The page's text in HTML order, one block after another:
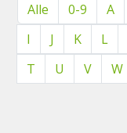
Alle 0-9 A
I
J K L
T
U V W